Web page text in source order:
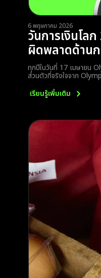
6 พฤษภาคม 2026
วันการเงินโล
ผิดพลาดด้านก
ทุกปีในวันที่ 17 เมษายน
ส่วนตัวที่จริงใจจาก
เรียนรู้เพิ่มเติม